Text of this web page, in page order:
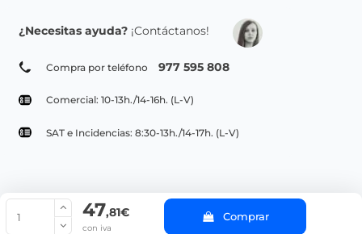
47,81€
con iva
Comprar
¿Necesitas ayuda? ¡Contáctanos!
Compra por teléfono 977 595 808
Comercial: 10-13h./14-16h. (L-V)
SAT e Incidencias: 8:30-13h./14-17h. (L-V)
© Copyright 2022 PepeBar.com |
Aviso legal y
Condiciones generales de compra |
Blog